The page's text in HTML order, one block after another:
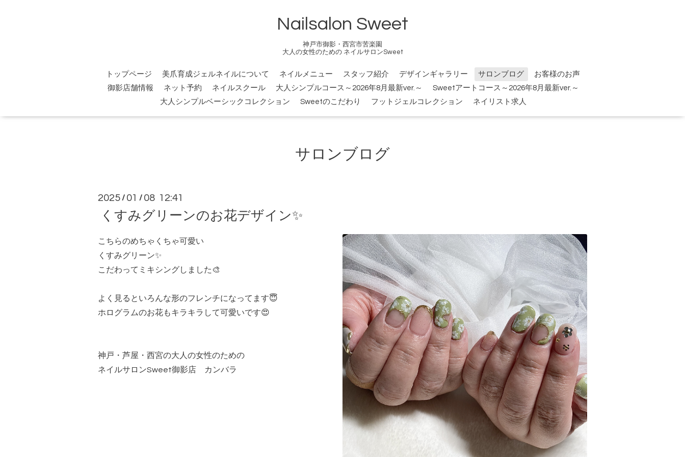
Nailsalon Sweet
神戸市御影・西宮市苦楽園
大人の女性のための ネイルサロンSweet
トップページ 美爪育成ジェルネイルについて ネイルメニュー スタッフ紹介 デザインギャラリー サロンブログ
お客様のお声
御影店舗情報
ネット予約 ネイルスクール 大人シンプルコース～2026年8月最新ver.～
Sweetアートコース～2026年8月最新ver.～
大人シンプルベーシックコレクション
Sweetのこだわり フットジェルコレクション ネイリスト求人
サロンブログ
2025 / 01 / 08 12:41
くすみグリーンのお花デザイン✨
こちらのめちゃくちゃ可愛い
くすみグリーン✨
こだわってミキシングしました🎨
よく見るといろんな形のフレンチになってます😇
ホログラムのお花もキラキラして可愛いです😍
神戸・芦屋・西宮の大人の女性のための
ネイルサロンSweet御影店 カンバラ